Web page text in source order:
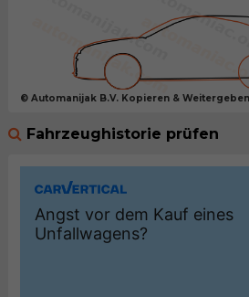
© Automanijak B.V. Kopieren &
Fahrzeughistorie prüfen